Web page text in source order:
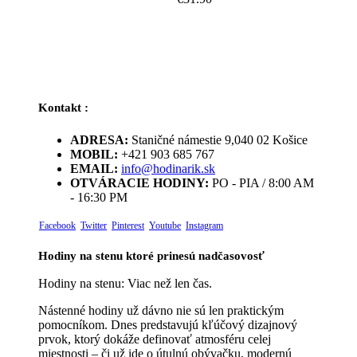
Kontakt :
ADRESA: Staničné námestie 9,040 02 Košice
MOBIL: +421 903 685 767
EMAIL: info@hodinarik.sk
OTVÁRACIE HODINY: PO - PIA / 8:00 AM
- 16:30 PM
Facebook Twitter Pinterest Youtube Instagram
Hodiny na stenu ktoré prinesú nadčasovosť
Hodiny na stenu: Viac než len čas.
Nástenné hodiny už dávno nie sú len praktickým
pomocníkom. Dnes predstavujú kľúčový dizajnový
prvok, ktorý dokáže definovať atmosféru celej
miestnosti – či už ide o útulnú obývačku, modernú